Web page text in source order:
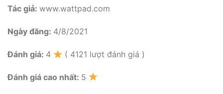
Tác giả: www.wattpad.com
Ngày đăng: 4/8/2021
Đánh giá: 4 ( 4121 lượt đánh giá )
Đánh giá cao nhất: 5